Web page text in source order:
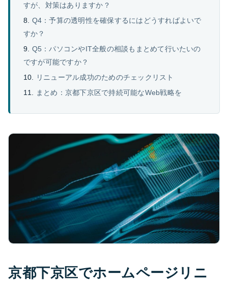
すが、対策はありますか？
Q4：予算の透明性を確保するにはどうすればよいで
すか？
Q5：パソコンやIT全般の相談もまとめて行いたいの
ですが可能ですか？
リニューアル成功のためのチェックリスト
まとめ：京都下京区で持続可能なWeb戦略を
京都下京区でホームページリニ